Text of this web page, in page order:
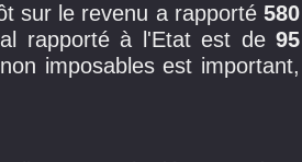
sur le revenu a rapporté580
rapporté à l'Etat est de95
imposables est important,